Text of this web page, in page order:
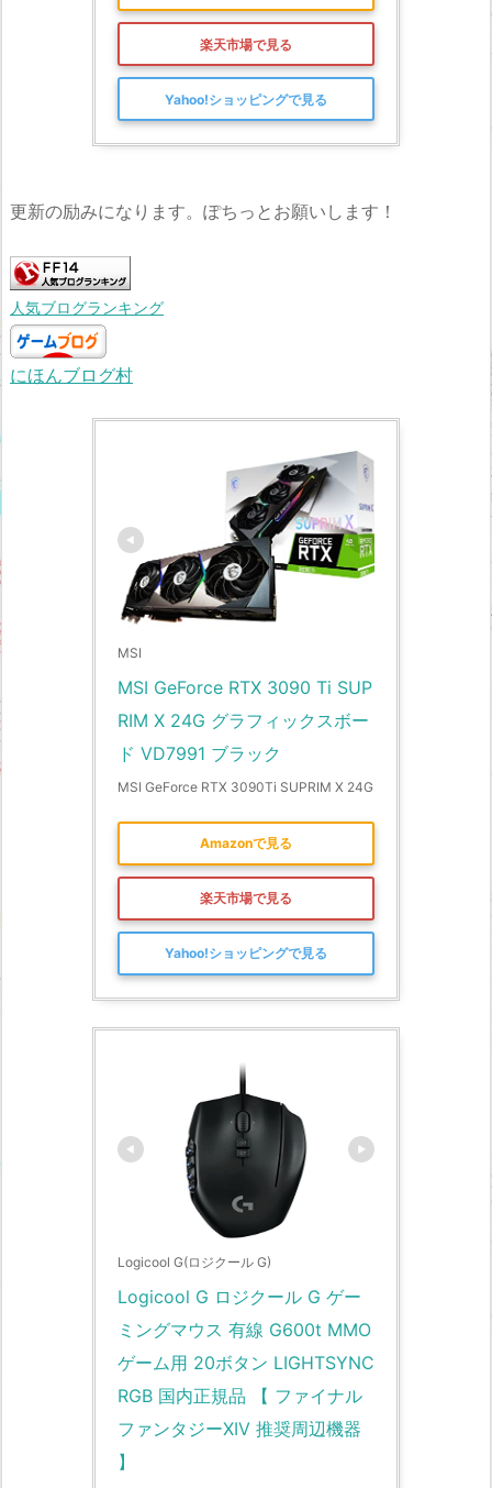
楽天市場で見る
Yahoo!ショッピングで見る
更新の励みになります。ぽちっとお願いします！
人気ブログランキング
にほんブログ村
MSI
MSI GeForce RTX 3090 Ti SUP
RIM X 24G グラフィックスボー
ド VD7991 ブラック
MSI GeForce RTX 3090Ti SUPRIM X 24G
Amazonで見る
楽天市場で見る
Yahoo!ショッピングで見る
Logicool G(ロジクール G)
Logicool G ロジクール G ゲー
ミングマウス 有線 G600t MMO
ゲーム用 20ボタン LIGHTSYNC
RGB 国内正規品 【 ファイナル
ファンタジーXIV 推奨周辺機器
】